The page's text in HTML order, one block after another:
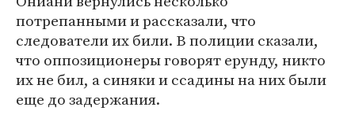
потрепанными и рассказали, что
следователи их били. В полиции сказали,
что оппозиционеры говорят ерунду, никто
их не бил, а синяки и ссадины на них были
еще до задержания.